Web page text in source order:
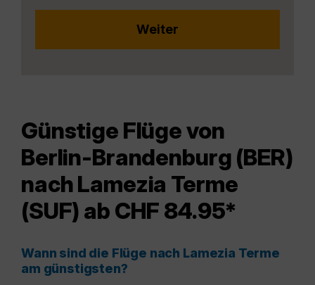
Günstige Flüge von
Berlin-Brandenburg (BER)
nach Lamezia Terme
(SUF) ab CHF 84.95*
Wann sind die Flüge nach Lamezia Terme
am günstigsten?